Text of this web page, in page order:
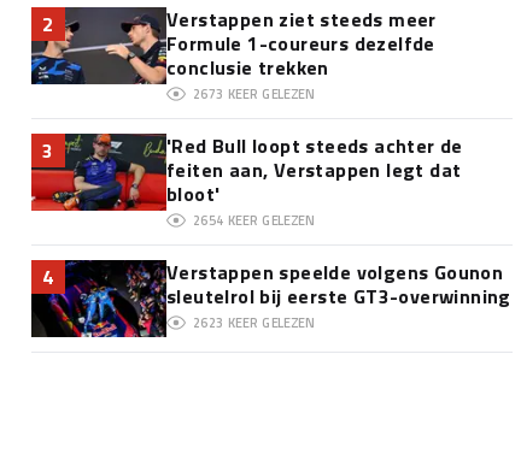
2
Verstappen ziet steeds meer
Formule 1-coureurs dezelfde
conclusie trekken
2673 KEER GELEZEN
3
'Red Bull loopt steeds achter de
feiten aan, Verstappen legt dat
bloot'
2654 KEER GELEZEN
4
Verstappen speelde volgens Gounon
sleutelrol bij eerste GT3-overwinning
2623 KEER GELEZEN